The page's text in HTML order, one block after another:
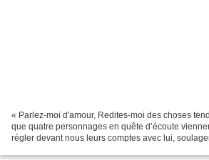
« Parlez-moi d'amour, Redites-moi des choses
que quatre personnages en quête d’écoute
régler devant nous leurs comptes avec lui,